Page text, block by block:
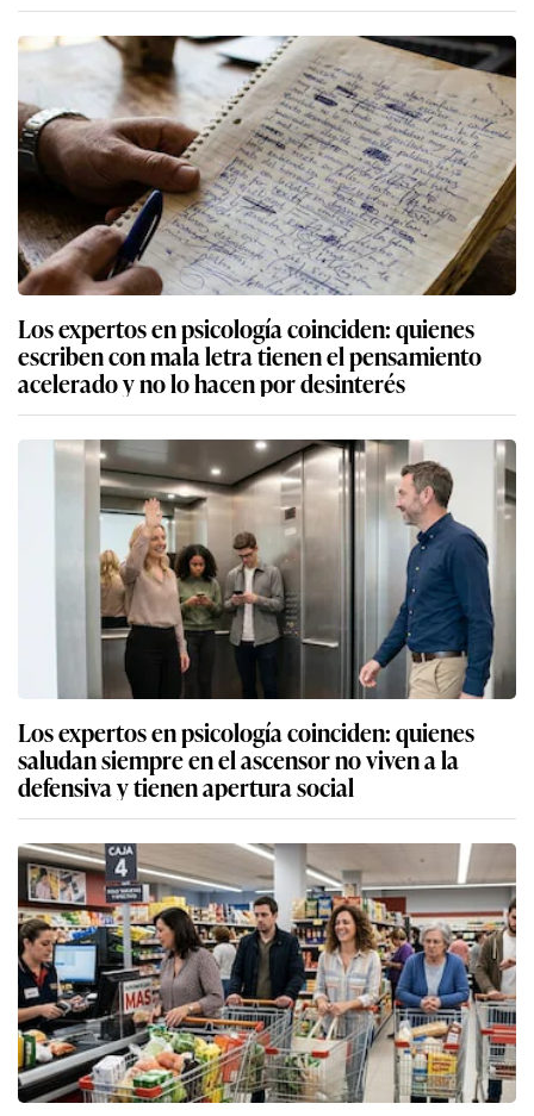
Los expertos en psicología coinciden: quienes
escriben con mala letra tienen el pensamiento
acelerado y no lo hacen por desinterés
Los expertos en psicología coinciden: quienes
saludan siempre en el ascensor no viven a la
defensiva y tienen apertura social